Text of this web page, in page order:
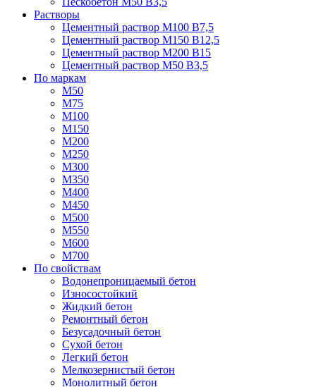
Растворы
Цементный раствор М100 В7,5
Цементный раствор М150 В12,5
Цементный раствор М200 В15
Цементный раствор М50 В3,5
По маркам
М50
М75
М100
М150
М200
М250
М300
М350
М400
М450
М500
М550
М600
М700
По свойствам
Водонепроницаемый бетон
Износостойкий
Жидкий бетон
Ремонтный бетон
Безусадочный бетон
Сухой бетон
Легкий бетон
Мелкозернистый бетон
Монолитный бетон